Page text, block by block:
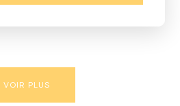
VOIR PLUS